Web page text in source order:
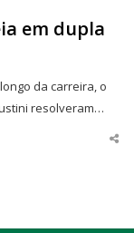
em dupla
da carreira, o
resolveram…